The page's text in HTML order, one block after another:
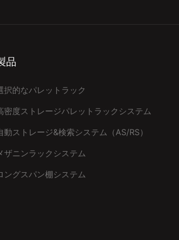
品
択的なパレットラック
密度ストレージパレットラックシステム
動ストレージ&検索システム（AS/RS）
ザニンラックシステム
ングスパン棚システム